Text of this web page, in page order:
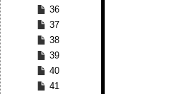
36
37
38
39
40
41